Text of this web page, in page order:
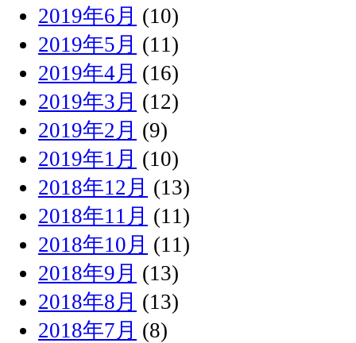
2019年6月 (10)
2019年5月 (11)
2019年4月 (16)
2019年3月 (12)
2019年2月 (9)
2019年1月 (10)
2018年12月 (13)
2018年11月 (11)
2018年10月 (11)
2018年9月 (13)
2018年8月 (13)
2018年7月 (8)